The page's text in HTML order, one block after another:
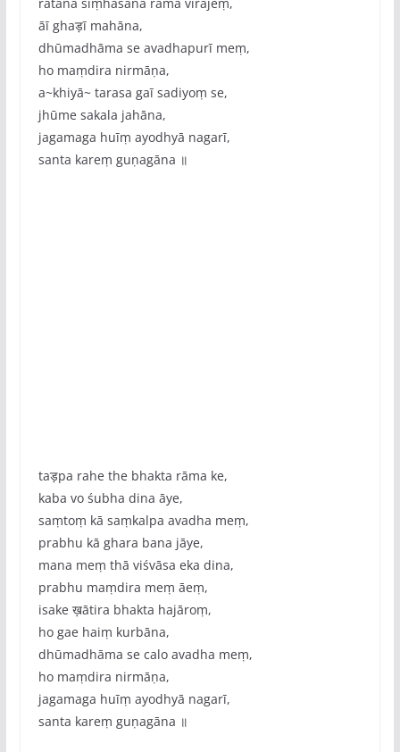
āī ghaड़ī mahāna,
dhūmadhāma se avadhapurī meṃ,
ho maṃdira nirmāṇa,
a~khiyā~ tarasa gaī sadiyoṃ se,
jhūme sakala jahāna,
jagamaga huīṃ ayodhyā nagarī,
santa kareṃ guṇagāna ॥
taड़pa rahe the bhakta rāma ke,
kaba vo śubha dina āye,
saṃtoṃ kā saṃkalpa avadha meṃ,
prabhu kā ghara bana jāye,
mana meṃ thā viśvāsa eka dina,
prabhu maṃdira meṃ āeṃ,
isake ख़ātira bhakta hajāroṃ,
ho gae haiṃ kurbāna,
dhūmadhāma se calo avadha meṃ,
ho maṃdira nirmāṇa,
jagamaga huīṃ ayodhyā nagarī,
santa kareṃ guṇagāna ॥